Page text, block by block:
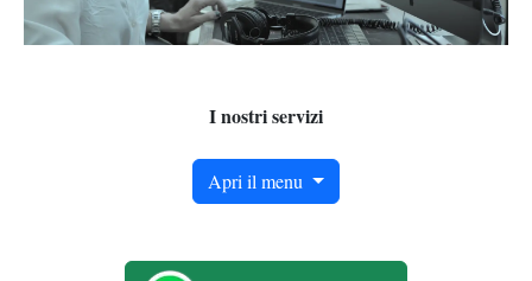
I nostri servizi
Apri il menu